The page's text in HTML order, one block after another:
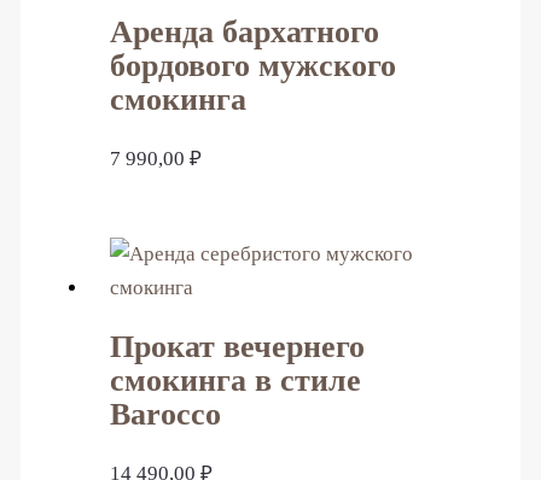
Аренда бархатного
бордового мужского
смокинга
7 990,00₽
Прокат вечернего
смокинга в стиле
Barocco
14 490,00₽